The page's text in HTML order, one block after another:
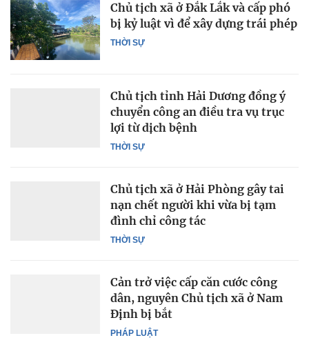
THỜI SỰ
Chủ tịch xã ở Đắk Lắk và cấp phó
bị kỷ luật vì để xây dựng trái phép
THỜI SỰ
Chủ tịch tỉnh Hải Dương đồng ý
chuyển công an điều tra vụ trục
lợi từ dịch bệnh
THỜI SỰ
Chủ tịch xã ở Hải Phòng gây tai
nạn chết người khi vừa bị tạm
đình chỉ công tác
PHÁP LUẬT
Cản trở việc cấp căn cước công
dân, nguyên Chủ tịch xã ở Nam
Định bị bắt